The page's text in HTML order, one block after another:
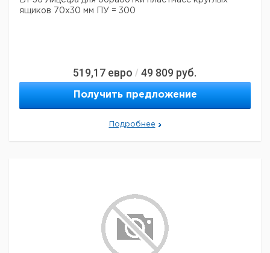
ящиков 70х30 мм ПУ = 300
519,17 евро / 49 809 руб.
Получить предложение
Подробнее